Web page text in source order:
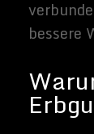
Was
23andme
Google
zuerst trivial,
man weiß,
erhöhtes